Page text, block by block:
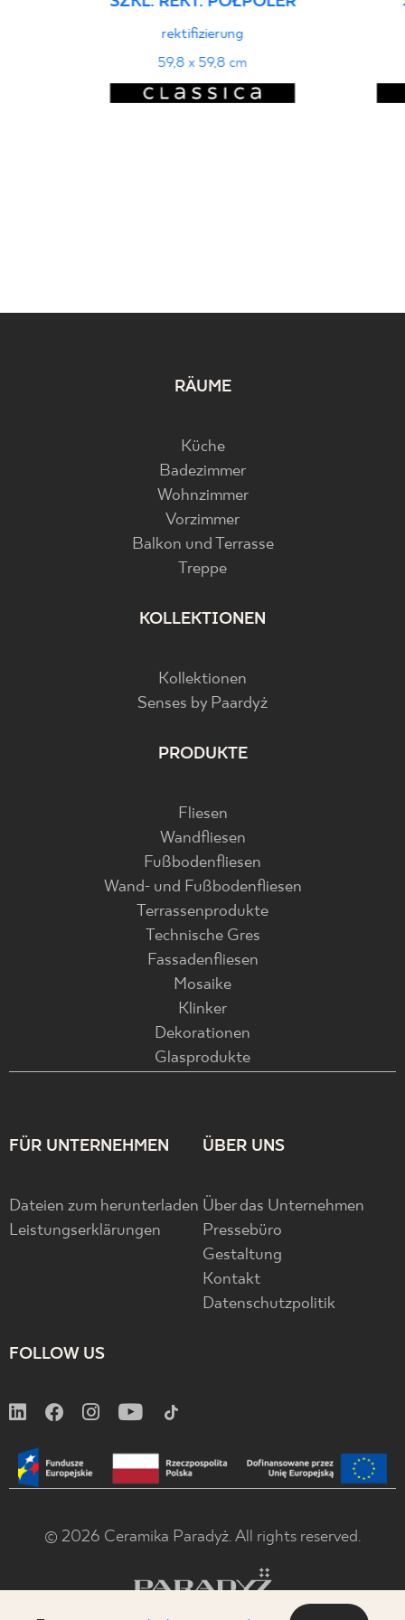
rektifizierung
59,8 x 59,8 cm
RÄUME
Küche
Badezimmer
Wohnzimmer
Vorzimmer
Balkon und Terrasse
Treppe
KOLLEKTIONEN
Kollektionen
Senses by Paardyż
PRODUKTE
Fliesen
Wandfliesen
Fußbodenfliesen
Wand- und Fußbodenfliesen
Terrassenprodukte
Technische Gres
Fassadenfliesen
Mosaike
Klinker
Dekorationen
Glasprodukte
FÜR UNTERNEHMEN
Dateien zum herunterladen
Leistungserklärungen
ÜBER UNS
Über das Unternehmen
Pressebüro
Gestaltung
Kontakt
Datenschutzpolitik
FOLLOW US
© 2026 Ceramika Paradyż. All rights reserved.